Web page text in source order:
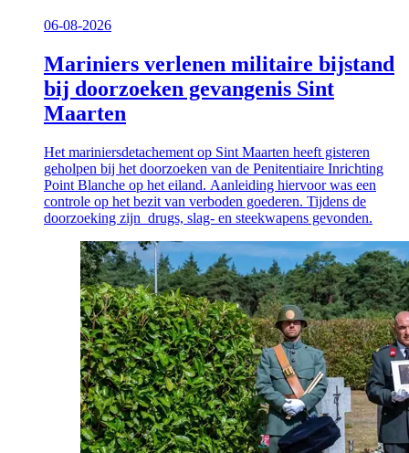
06-08-2026
Mariniers verlenen militaire bijstand
bij doorzoeken gevangenis Sint
Maarten
Het mariniersdetachement op Sint Maarten heeft gisteren
geholpen bij het doorzoeken van de Penitentiaire Inrichting
Point Blanche op het eiland. Aanleiding hiervoor was een
controle op het bezit van verboden goederen. Tijdens de
doorzoeking zijn drugs, slag- en steekwapens gevonden.